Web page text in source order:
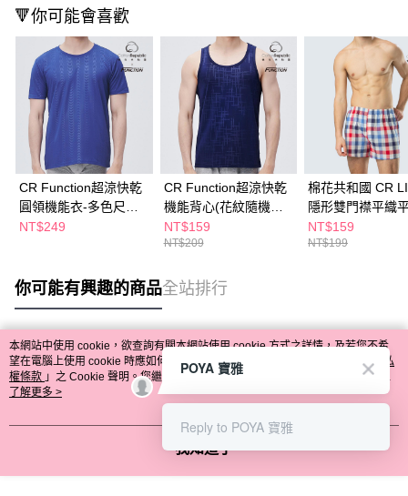
🔻你可能會喜歡
CR Function超涼快乾
圓領機能衣-多色尺寸
任選(花紋隨機出貨)
NT$249
CR Function超涼快乾
機能背心(花紋隨機出
貨)
NT$159
NT$209
棉花共和國 CR
隱形雙門襟平織
(顏色隨機出貨)
NT$159
NT$199
你可能有興趣的商品全站排行
熱門標籤
本網站中使用 cookie，欲查詢有關本網站使用 cookie 方式之詳情，及若您不希
望在電腦上使用 cookie 時應如何變更電腦的 cookie 設定，請參閱本網站「 隱私
權條款 」之 Cookie 聲明。您繼續使用本網站即表示您同意本公司得按本網站使
用條款之 Cookie 聲明使用 cookie。
了解更多 >
我知道了
POYA 寶雅
Reply to POYA 寶雅